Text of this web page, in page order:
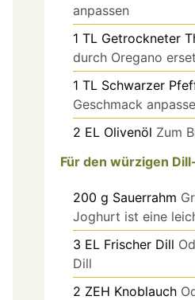
anpassen
1 TL Getrockneter
durch Oregano
1 TL Schwarzer
Geschmack
2 EL Olivenöl Zum
Für den würzigen
200 g Sauerrahm
Joghurt ist eine
3 EL Frischer Dill
Dill
2 ZEH Knoblauch